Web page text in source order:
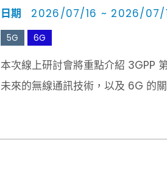
日期 2026/07/16 ~ 2026/07/
5G 6G
本次線上研討會將重點介紹 3GPP
未來的無線通訊技術，以及 6G 的